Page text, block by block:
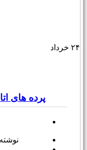
۲۴ خرداد
پرده های